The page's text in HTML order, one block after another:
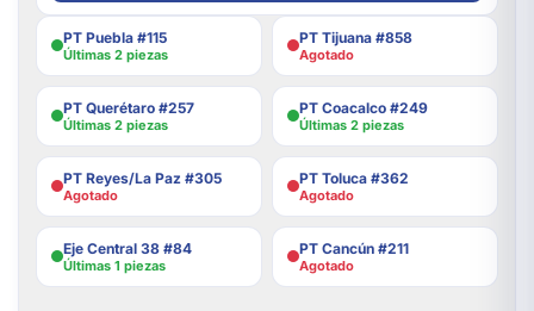
PT Puebla #115
Últimas 2 piezas
PT Tijuana #858
Agotado
PT Querétaro #257
Últimas 2 piezas
PT Coacalco #249
Últimas 2 piezas
PT Reyes/La Paz #305
Agotado
PT Toluca #362
Agotado
Eje Central 38 #84
Últimas 1 piezas
PT Cancún #211
Agotado